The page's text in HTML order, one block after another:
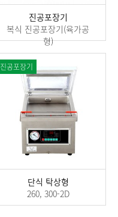
진공포장기
복식 진공포장기(육가공
형)
단식 탁상형
260, 300-2D
진공포장기